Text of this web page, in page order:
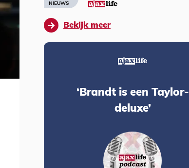
NIEUWS
Bekijk meer
‘Brandt is een Taylor-
deluxe’